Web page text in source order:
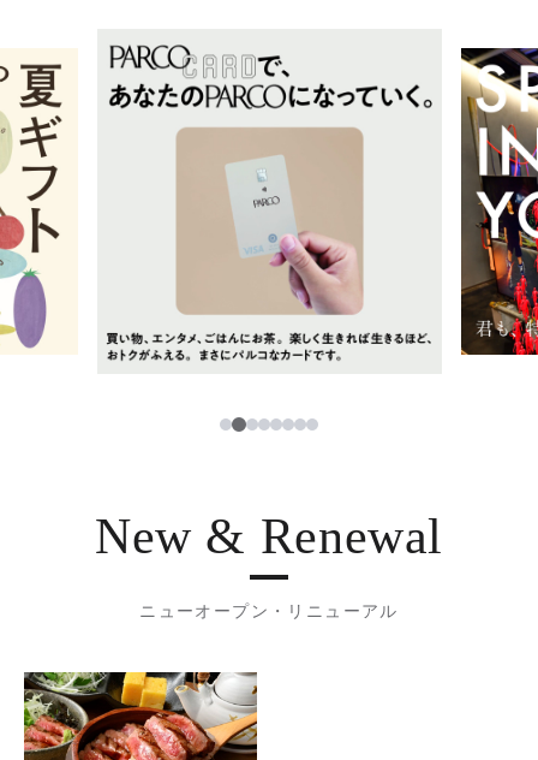
ニュース
レストラン・カフェ
TAX FREE
한국어
ภาษาไทย
日本語
1234567
New & Renewal
ニューオープン・リニューアル